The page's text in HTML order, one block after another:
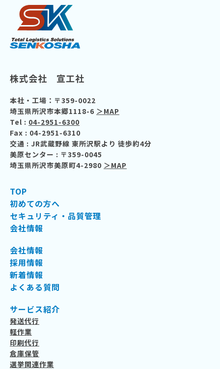
株式会社 宣工社
本社・工場：〒359-0022
埼玉県所沢市本郷1118-6 ＞MAP
Tel : 04-2951-6300
Fax : 04-2951-6310
交通 : JR武蔵野線 東所沢駅より 徒歩約4分
美原センター : 〒359-0045
埼玉県所沢市美原町4-2980 ＞MAP
TOP
初めての方へ
セキュリティ・品質管理
会社情報
会社情報
採用情報
新着情報
よくある質問
サービス紹介
発送代行
軽作業
印刷代行
倉庫保管
選挙関連作業